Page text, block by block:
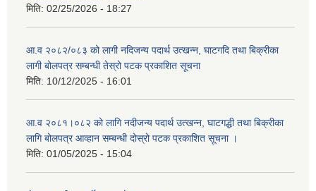
मिति: 02/25/2026 - 18:27
आ.व २०८२/०८३ को लागी नदिजन्य पदार्थ उत्खन्न, घाटगदि तथा बिक्रीका
लागी बोलपत्र सम्बन्धी तेस्रो पटक प्रकाशित सूचना
मिति: 10/12/2025 - 16:01
आ.व २०८१।०८२ को लागि नदीजन्य पदार्थ उत्खन्न, घाटगद्धी तथा बिक्रीका
लागि बोलपत्र आव्हान सम्बन्धी दोस्रो पटक प्रकाशित सूचना ।
मिति: 01/05/2025 - 15:04